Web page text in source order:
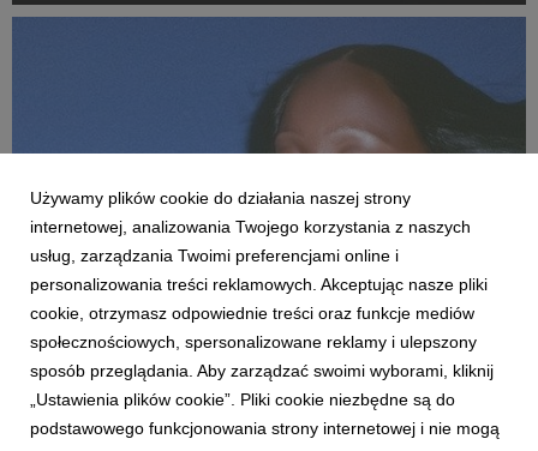
MUZYKA ZAGRANICZNA
Rachel Chinouriri prezentuje „One song away
from crying”, pierwszą zapowiedź albumu „I
think I spoke too soon”
5 sierpnia 2026
Druga płyta długogrająca uznanej brytyjskiej artystki ukaże się
Używamy plików cookie do działania naszej strony
internetowej, analizowania Twojego korzystania z naszych
usług, zarządzania Twoimi preferencjami online i
personalizowania treści reklamowych. Akceptując nasze pliki
cookie, otrzymasz odpowiednie treści oraz funkcje mediów
społecznościowych, spersonalizowane reklamy i ulepszony
sposób przeglądania. Aby zarządzać swoimi wyborami, kliknij
„Ustawienia plików cookie”. Pliki cookie niezbędne są do
podstawowego funkcjonowania strony internetowej i nie mogą